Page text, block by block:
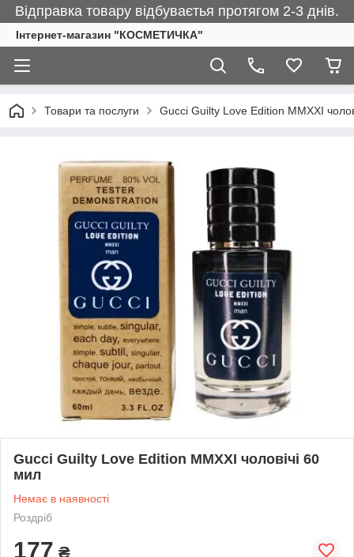
Відправка товару відбуваєтья протягом 2-3 днів.
Інтернет-магазин "КОСМЕТИЧКА"
Товари та послуги Gucci Guilty Love Edition MMXXI
Gucci Guilty Love Edition MMXXI чоловічі 60
мил
Немає в наявності
Роздріб
177 ₴